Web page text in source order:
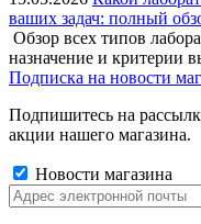
ваших задач: полный
Обзор всех типов
назначение и критерии
Подписка на новости
Подпишитесь на
акции нашего магазина.
Новости магазина